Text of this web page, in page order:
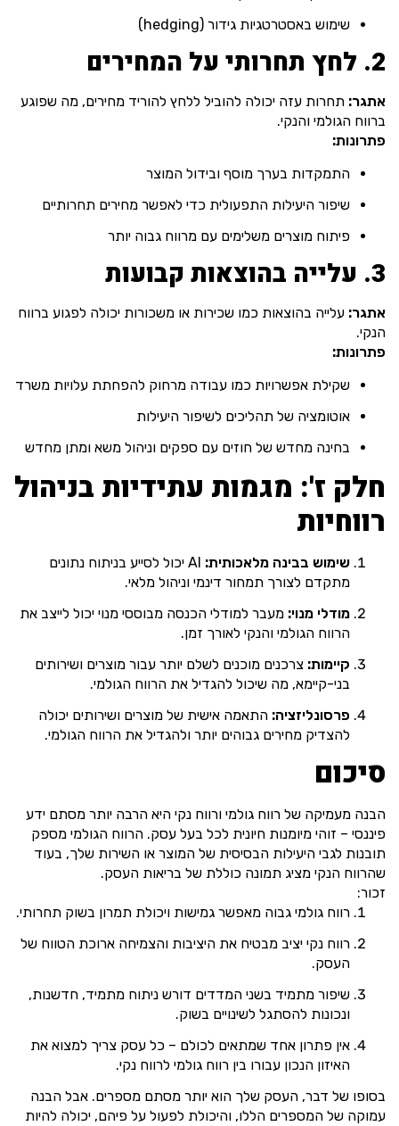
שימוש באסטרטגיות גידור (hedging)
2. לחץ תחרותי על המחירים
אתגר: תחרות עזה יכולה להוביל ללחץ להוריד מחירים, מה שפוגע
ברווח הגולמי והנקי.
פתרונות:
התמקדות בערך מוסף ובידול המוצר
שיפור היעילות התפעולית כדי לאפשר מחירים תחרותיים
פיתוח מוצרים משלימים עם מרווח גבוה יותר
3. עלייה בהוצאות קבועות
אתגר: עלייה בהוצאות כמו שכירות או משכורות יכולה לפגוע ברווח
הנקי.
פתרונות:
שקילת אפשרויות כמו עבודה מרחוק להפחתת עלויות משרד
אוטומציה של תהליכים לשיפור היעילות
בחינה מחדש של חוזים עם ספקים וניהול משא ומתן מחדש
חלק ז': מגמות עתידיות בניהול
רווחיות
שימוש בבינה מלאכותית:
AI יכול לסייע בניתוח נתונים
מתקדם לצורך תמחור דינמי וניהול מלאי.
מודלי מנוי: מעבר למודלי הכנסה מבוססי מנוי יכול לייצב את
הרווח הגולמי והנקי לאורך זמן.
קיימות: צרכנים מוכנים לשלם יותר עבור מוצרים ושירותים
בני-קיימא, מה שיכול להגדיל את הרווח הגולמי.
פרסונליזציה: התאמה אישית של מוצרים ושירותים יכולה
להצדיק מחירים גבוהים יותר ולהגדיל את הרווח הגולמי.
סיכום
הבנה מעמיקה של רווח גולמי ורווח נקי היא הרבה יותר מסתם ידע
פיננסי – זוהי מיומנות חיונית לכל בעל עסק. הרווח הגולמי מספק
תובנות לגבי היעילות הבסיסית של המוצר או השירות שלך, בעוד
שהרווח הנקי מציג תמונה כוללת של בריאות העסק.
זכור:
רווח גולמי גבוה מאפשר גמישות ויכולת תמרון בשוק תחרותי.
רווח נקי יציב מבטיח את היציבות והצמיחה ארוכת הטווח של
העסק.
שיפור מתמיד בשני המדדים דורש ניתוח מתמיד, חדשנות,
ונכונות להסתגל לשינויים בשוק.
אין פתרון אחד שמתאים לכולם – כל עסק צריך למצוא את
האיזון הנכון עבורו בין רווח גולמי לרווח נקי.
בסופו של דבר, העסק שלך הוא יותר מסתם מספרים. אבל הבנה
עמוקה של המספרים הללו, והיכולת לפעול על פיהם, יכולה להיות